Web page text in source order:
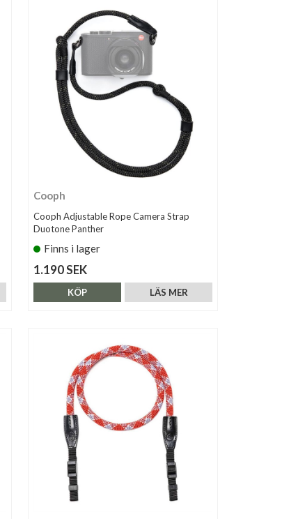
Cooph
Cooph Adjustable Rope Camera Strap
Duotone Panther
Finns i lager
1.190 SEK
LÄS MER
KÖP